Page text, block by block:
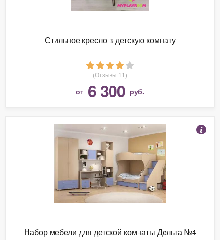
Стильное кресло в детскую комнату
(Отзывы 11)
от 6 300 руб.
Набор мебели для детской комнаты Дельта №4